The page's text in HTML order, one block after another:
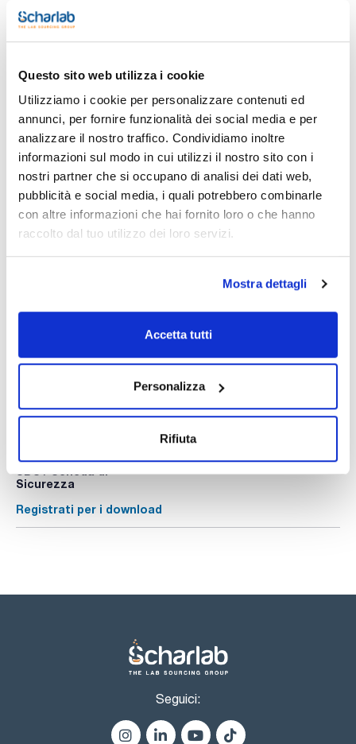
Questo sito web utilizza i cookie
Utilizziamo i cookie per personalizzare contenuti ed
annunci, per fornire funzionalità dei social media e per
analizzare il nostro traffico. Condividiamo inoltre
informazioni sul modo in cui utilizzi il nostro sito con i
nostri partner che si occupano di analisi dei dati web,
pubblicità e social media, i quali potrebbero combinarle
con altre informazioni che hai fornito loro o che hanno
raccolto dal tuo utilizzo dei loro servizi.
Mostra dettagli
Accetta tutti
Personalizza
Rifiuta
Pubblicazioni
- Tariff number: 3822 90 00 00
magnesium (Mg): 20 ppm
sodium (Na): 3300 ppm
This standard solution is traceable to Standard Reference
Registrati per i download
COA
Registrati per i download
SDS / Scheda di
Sicurezza
Registrati per i download
Seguici: